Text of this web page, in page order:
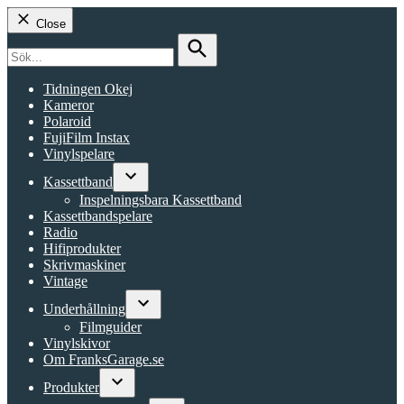
Close
for:
Search
Tidningen Okej
Kameror
Polaroid
FujiFilm Instax
Vinylspelare
Kassettband
Open
dropdown
menu
Inspelningsbara Kassettband
Kassettbandspelare
Radio
Hifiprodukter
Skrivmaskiner
Vintage
Underhållning
Open
Filmguider
Vinylskivor
Om FranksGarage.se
Produkter
Open